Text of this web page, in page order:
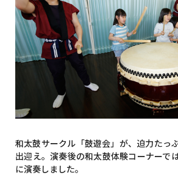
和太鼓サークル「鼓遊会」が、迫力たっ
出迎え。演奏後の和太鼓体験コーナーで
に演奏しました。